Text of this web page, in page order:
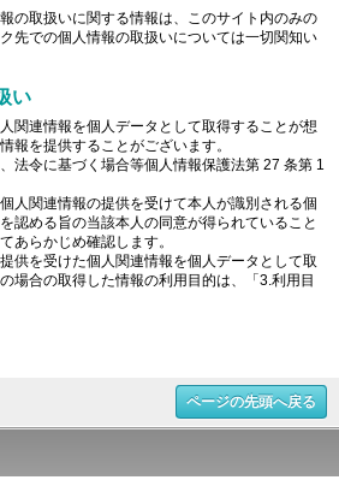
の取扱いに関する情報は、このサイト内のみの
先での個人情報の取扱いについては一切関知い
い
関連情報を個人データとして取得することが想
報を提供することがございます。
法令に基づく場合等個人情報保護法第 27 条第 1
人関連情報の提供を受けて本人が識別される個
認める旨の当該本人の同意が得られていること
あらかじめ確認します。
供を受けた個人関連情報を個人データとして取
場合の取得した情報の利用目的は、「3.利用目
ページの先頭へ戻る